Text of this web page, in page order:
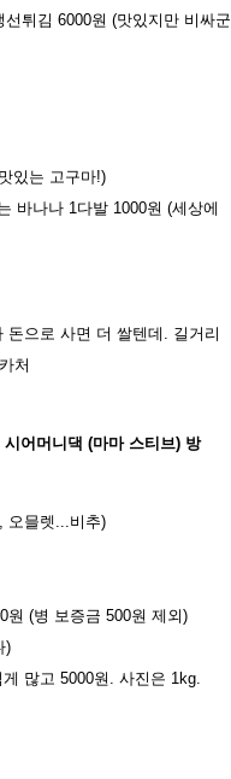
튀김 6000원 (맛있지만 비싸군
있는 고구마!)
바나나 1다발 1000원 (세상에
돈으로 사면 더 쌀텐데. 길거리
처
어머니댁 (마마 스티브) 방
오믈렛...비추)
원 (병 보증금 500원 제외)
)
많고 5000원. 사진은 1kg.